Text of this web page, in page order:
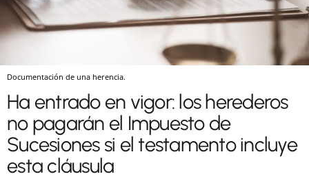
Documentación de una herencia.
Ha entrado en vigor: los herederos
no pagarán el Impuesto de
Sucesiones si el testamento incluye
esta cláusula